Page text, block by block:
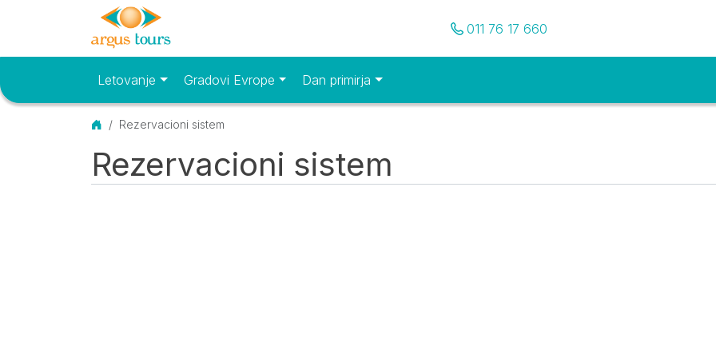
Pozovite nas
011 76 17 660
Osnovni meniLetovanje Gradovi Evrope Dan primirja
Početna
Rezervacioni sistem
Rezervacioni sistem